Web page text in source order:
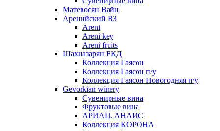
Матевосян Вайн
Аренийский ВЗ
Areni
Areni key
Areni fruits
Шахназарян ЕКД
Коллекция Гаясон
Коллекция Гаясон п/у
Коллекция Гаясон Новогодняя п/у
Gevorkian winery
Сувенирные вина
Фруктовые вина
АРИАЦ. АНАИС
Коллекция КОРОНА